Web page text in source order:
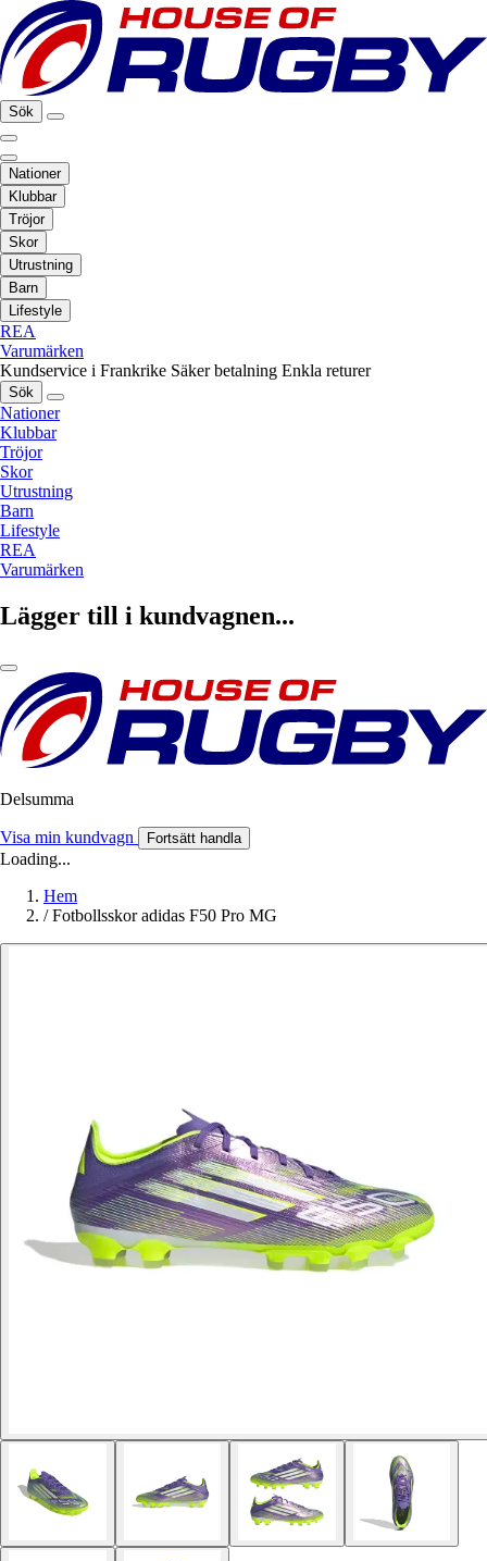
Sök
Nationer
Klubbar
Tröjor
Skor
Utrustning
Barn
Lifestyle
REA
Varumärken
Kundservice i Frankrike Säker betalning Enkla returer
Sök
Nationer
Klubbar
Tröjor
Skor
Utrustning
Barn
Lifestyle
REA
Varumärken
Lägger till i kundvagnen...
Delsumma
Visa min kundvagn Fortsätt handla
Loading...
Hem
/ Fotbollsskor adidas F50 Pro MG